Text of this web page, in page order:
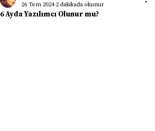
6 Ayda Yazılımcı Olunur mu?
26 Tem 2024 2 dakikada okunur